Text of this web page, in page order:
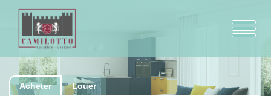
Acheter Louer